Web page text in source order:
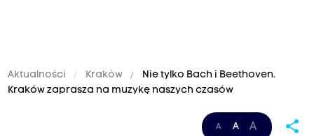
Aktualności Kraków
Nie tylko Bach i Beethoven.
Kraków zaprasza na muzykę naszych czasów
A A A share